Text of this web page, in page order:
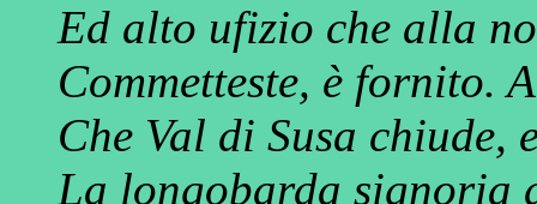
Ed alto ufizio che alla
Commetteste, è fornito.
Che Val di Susa chiude,
La longobarda signoria